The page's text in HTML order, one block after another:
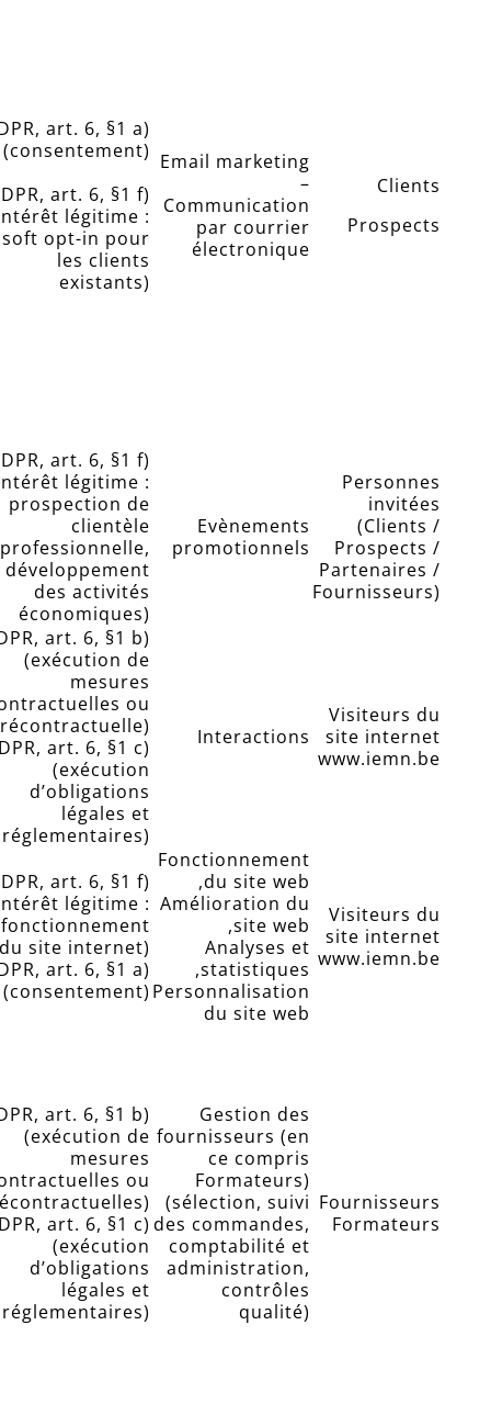
Clients
Prospects
Email marketing
–
Communication
par courrier
électronique
art. 6, §1 a)
(consentement)
art. 6, §1 f)
légitime :
soft opt-in pour
les clients
existants)
Personnes
invitées
(Clients /
Prospects /
Partenaires /
Fournisseurs)
Evènements
promotionnels
art. 6, §1 f)
légitime :
prospection de
clientèle
professionnelle,
développement
des activités
économiques)
Visiteurs du
site internet
www.iemn.be
Interactions
art. 6, §1 b)
(exécution de
mesures
ou
art. 6, §1 c)
(exécution
d’obligations
légales et
réglementaires)
Visiteurs du
site internet
www.iemn.be
Fonctionnement
du site web,
Amélioration du
site web,
Analyses et
statistiques,
Personnalisation
du site web
art. 6, §1 f)
légitime :
fonctionnement
du site internet)
art. 6, §1 a)
(consentement)
Fournisseurs
Formateurs
Gestion des
fournisseurs (en
ce compris
Formateurs)
(sélection, suivi
des commandes,
comptabilité et
administration,
contrôles
qualité)
art. 6, §1 b)
(exécution de
mesures
ou
art. 6, §1 c)
(exécution
d’obligations
légales et
réglementaires)